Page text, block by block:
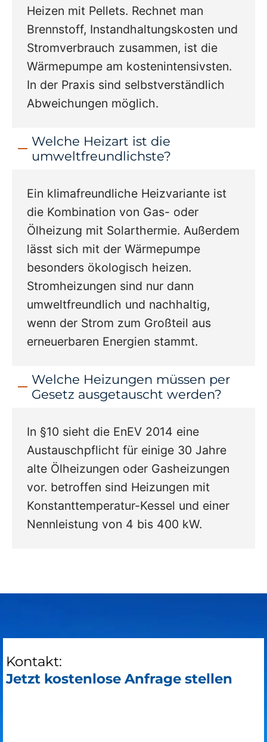
Heizen mit Pellets. Rechnet man
Brennstoff, Instandhaltungskosten und
Stromverbrauch zusammen, ist die
Wärmepumpe am kostenintensivsten.
In der Praxis sind selbstverständlich
Abweichungen möglich.
Welche Heizart ist die
umweltfreundlichste?
Ein klimafreundliche Heizvariante ist
die Kombination von Gas- oder
Ölheizung mit Solarthermie. Außerdem
lässt sich mit der Wärmepumpe
besonders ökologisch heizen.
Stromheizungen sind nur dann
umweltfreundlich und nachhaltig,
wenn der Strom zum Großteil aus
erneuerbaren Energien stammt.
Welche Heizungen müssen per
Gesetz ausgetauscht werden?
In §10 sieht die EnEV 2014 eine
Austauschpflicht für einige 30 Jahre
alte Ölheizungen oder Gasheizungen
vor. betroffen sind Heizungen mit
Konstanttemperatur-Kessel und einer
Nennleistung von 4 bis 400 kW.
Kontakt:
Jetzt kostenlose Anfrage stellen